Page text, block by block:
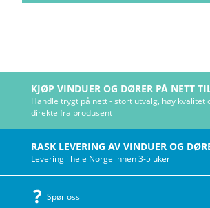
KJØP VINDUER OG DØRER PÅ NETT
Handle trygt på nett - stort utvalg, høy kvalitet
direkte fra produsent
RASK LEVERING AV VINDUER OG
Levering i hele Norge innen 3-5 uker
Spør oss